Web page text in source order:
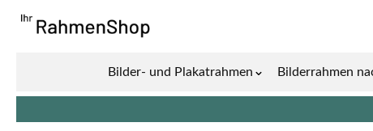
Bilder- und Plakatrahmen
Bilderrahmen